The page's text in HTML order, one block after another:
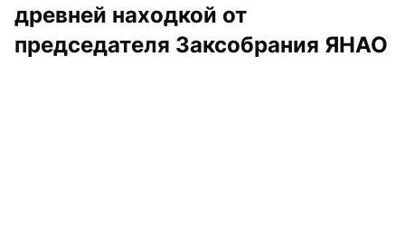
древней находкой от
председателя Заксобрания ЯНАО